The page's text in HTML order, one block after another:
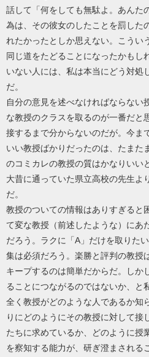
話して「何をしても無駄よ。あんた
為は、その彼女のしたことを罰した
れたかったとしか思えない。こうい
同じ道をたどることになったかもし
いない人には、私は本当にどう対処
だ。
自分の意見を述べなければならない
な教授のクラスを取るのが一番だと
接するまで分からないのだが。今ま
いい教授ばかりだったのは、たまた
のコミカレの教授の質はかなりいい
大昔に通っていた県立高校の先生よ
だ。
教授のついての情報はありすぎると
て変な教授（前述したような）にあ
だろう。ラクに「A」だけを取りた
集は必須だろう。楽勝と評判の教授
キープするのは簡単だからだ。しか
ることにつながるのではないか、と
全く教授がどのような人であるか知
りにどのようにその教授に対して接
たちに求めているか、どのように授
を察知する能力が、研ぎ澄まされる